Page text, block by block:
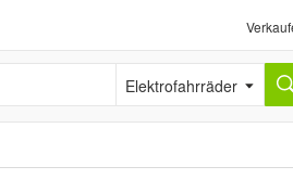
Elektrofahrräder